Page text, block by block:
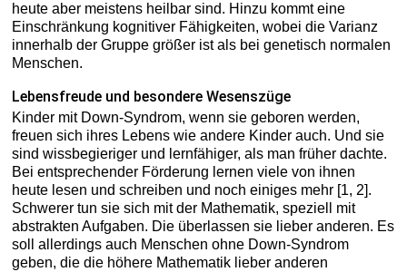
heute aber meistens heilbar sind. Hinzu kommt eine
Einschränkung kognitiver Fähigkeiten, wobei die Varianz
innerhalb der Gruppe größer ist als bei genetisch normalen
Menschen.
Lebensfreude und besondere Wesenszüge
Kinder mit Down-Syndrom, wenn sie geboren werden,
freuen sich ihres Lebens wie andere Kinder auch. Und sie
sind wissbegieriger und lernfähiger, als man früher dachte.
Bei entsprechender Förderung lernen viele von ihnen
heute lesen und schreiben und noch einiges mehr [1, 2].
Schwerer tun sie sich mit der Mathematik, speziell mit
abstrakten Aufgaben. Die überlassen sie lieber anderen. Es
soll allerdings auch Menschen ohne Down-Syndrom
geben, die die höhere Mathematik lieber anderen